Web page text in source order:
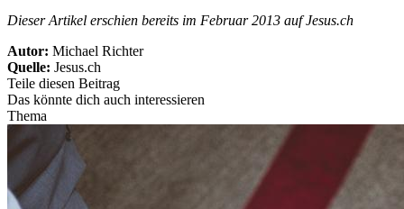
Dieser Artikel erschien bereits im Februar 2013 auf Jesus.ch
Autor: Michael Richter
Quelle: Jesus.ch
Teile diesen Beitrag
Das könnte dich auch interessieren
Thema